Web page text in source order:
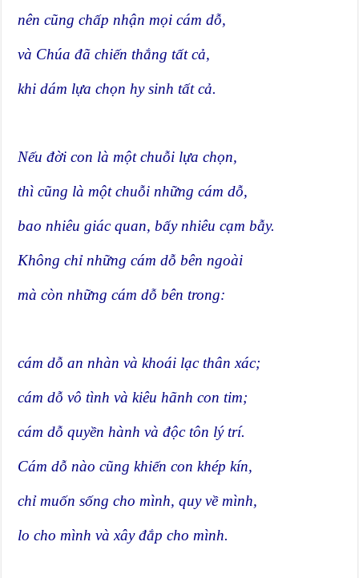
nên cũng chấp nhận mọi cám dỗ,
và Chúa đã chiến thắng tất cả,
khi dám lựa chọn hy sinh tất cả.
Nếu đời con là một chuỗi lựa chọn,
thì cũng là một chuỗi những cám dỗ,
bao nhiêu giác quan, bấy nhiêu cạm bẫy.
Không chỉ những cám dỗ bên ngoài
mà còn những cám dỗ bên trong:
cám dỗ an nhàn và khoái lạc thân xác;
cám dỗ vô tình và kiêu hãnh con tim;
cám dỗ quyền hành và độc tôn lý trí.
Cám dỗ nào cũng khiến con khép kín,
chỉ muốn sống cho mình, quy về mình,
lo cho mình và xây đắp cho mình.